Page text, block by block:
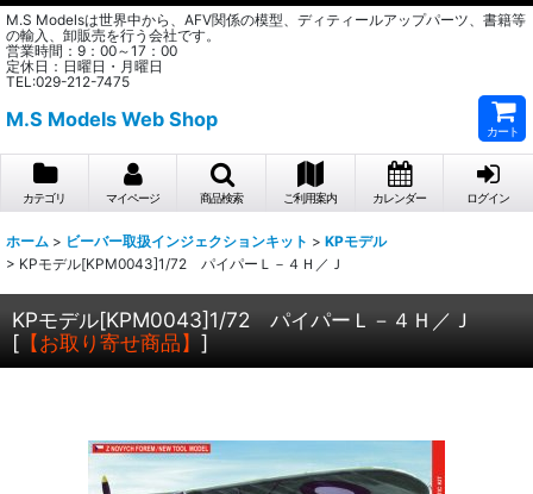
M.S Modelsは世界中から、AFV関係の模型、ディティールアップパーツ、書籍等
の輸入、卸販売を行う会社です。
営業時間：9：00～17：00
定休日：日曜日・月曜日
TEL:029-212-7475
M.S Models Web Shop
カート
カテゴリ マイページ 商品検索 ご利用案内 カレンダー ログイン
ホーム > ビーバー取扱インジェクションキット > KPモデル
> KPモデル[KPM0043]1/72 パイパーＬ－４Ｈ／Ｊ
KPモデル[KPM0043]1/72 パイパーＬ－４Ｈ／Ｊ
[ 【お取り寄せ商品】 ]